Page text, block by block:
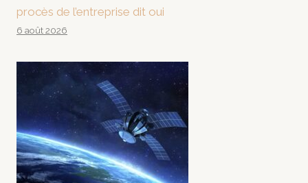
procès de l’entreprise dit oui
6 août 2026